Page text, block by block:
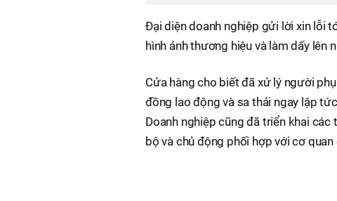
Đại diện doanh nghiệp gửi lời xin lỗi
hình ảnh thương hiệu và làm dấy lên
Cửa hàng cho biết đã xử lý người
đồng lao động và sa thải ngay lập
Doanh nghiệp cũng đã triển khai
bộ và chủ động phối hợp với cơ